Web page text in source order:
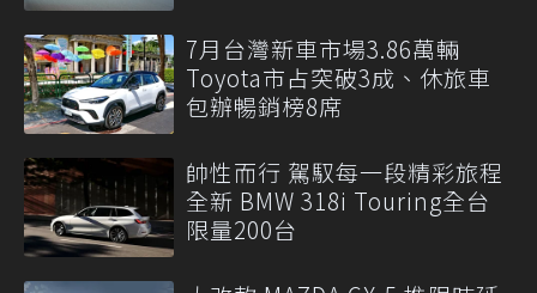
7月台灣新車市場3.86萬輛
Toyota市占突破3成、休旅車
包辦暢銷榜8席
帥性而行 駕馭每一段精彩旅程
全新 BMW 318i Touring全台
限量200台